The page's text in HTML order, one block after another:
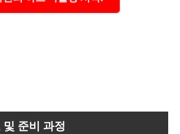
준비 과정